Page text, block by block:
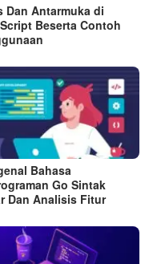
Dan Antarmuka di
Beserta Contoh
Bahasa
Go Sintak
Dan Analisis Fitur